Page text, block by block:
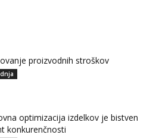
proizvodnih stroškov
optimizacija izdelkov je bistven
konkurenčnosti